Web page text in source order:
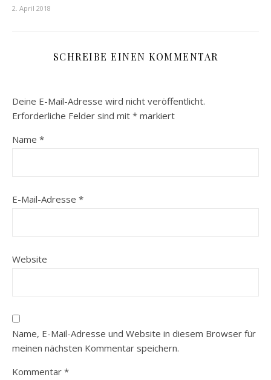
2. April 2018
SCHREIBE EINEN KOMMENTAR
Deine E-Mail-Adresse wird nicht veröffentlicht.
Erforderliche Felder sind mit * markiert
Name *
E-Mail-Adresse *
Website
Name, E-Mail-Adresse und Website in diesem Browser für
meinen nächsten Kommentar speichern.
Kommentar *